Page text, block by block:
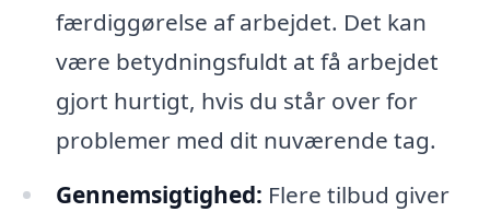
færdiggørelse af arbejdet. Det kan
være betydningsfuldt at få arbejdet
gjort hurtigt, hvis du står over for
problemer med dit nuværende tag.
Gennemsigtighed: Flere tilbud giver